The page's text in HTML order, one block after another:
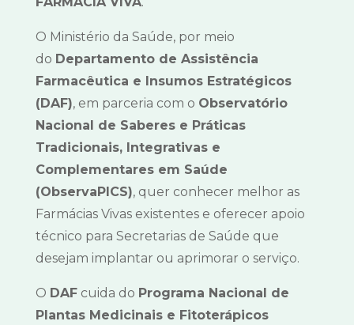
O Ministério da Saúde, por meio
do Departamento de Assistência
Farmacêutica e Insumos Estratégicos
(DAF), em parceria com o Observatório
Nacional de Saberes e Práticas
Tradicionais, Integrativas e
Complementares em Saúde
(ObservaPICS), quer conhecer melhor as
Farmácias Vivas existentes e oferecer apoio
técnico para Secretarias de Saúde que
desejam implantar ou aprimorar o serviço.
O DAFcuida do Programa Nacional de
Plantas Medicinais e Fitoterápicos